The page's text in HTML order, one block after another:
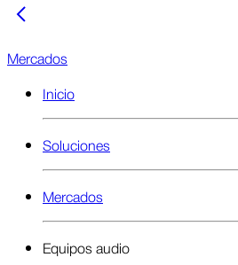
Mercados
Inicio
Soluciones
Mercados
Equipos audio